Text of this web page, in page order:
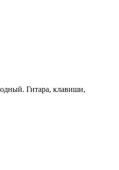
Гитара, клавиши,